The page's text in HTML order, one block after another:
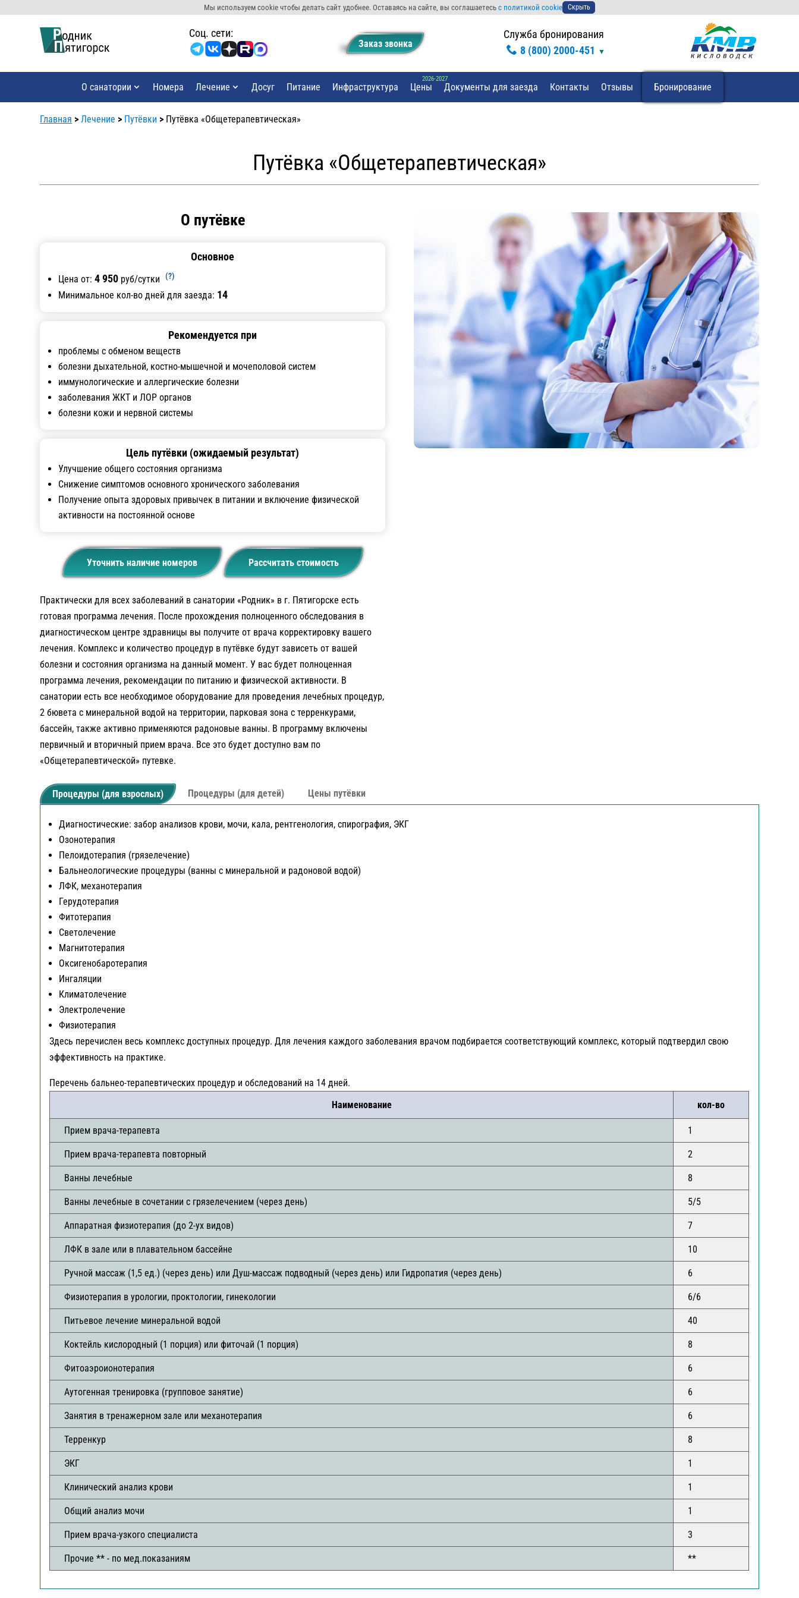
Мы используем cookie чтобы делать сайт удобнее. Оставаясь на сайте, вы соглашаетесьс политикой cookie Скрыть
Cоц. сети:
Заказ звонкa
Служба бронирования
8 (800) 2000-451
О санатории Номера Лечение Досуг Питание Инфраструктура Цены Документы для заезда Контакты Отзывы Бронирование
Главная >Лечение > Путёвки > Путёвка «Общетерапевтическая»
Путёвка «Общетерапевтическая»
О путёвке
Основное
Цена от:4 950 руб/сутки (?)
Минимальное кол-во дней для заезда: 14
Рекомендуется при
проблемы с обменом веществ
болезни дыхательной, костно-мышечной и мочеполовой систем
иммунологические и аллергические болезни
заболевания ЖКТ и ЛОР органов
болезни кожи и нервной системы
Цель путёвки (ожидаемый результат)
Улучшение общего состояния организма
Снижение симптомов основного хронического заболевания
Получение опыта здоровых привычек в питании и включение физической
активности на постоянной основе
Уточнить наличие номеров Рассчитать стоимость
Практически для всех заболеваний в санатории «Родник» в г. Пятигорске есть
готовая программа лечения. После прохождения полноценного обследования в
диагностическом центре здравницы вы получите от врача корректировку вашего
лечения. Комплекс и количество процедур в путёвке будут зависеть от вашей
болезни и состояния организма на данный момент. У вас будет полноценная
программа лечения, рекомендации по питанию и физической активности. В
санатории есть все необходимое оборудование для проведения лечебных процедур,
2 бювета с минеральной водой на территории, парковая зона с терренкурами,
бассейн, также активно применяются радоновые ванны. В программу включены
первичный и вторичный прием врача. Все это будет доступно вам по
«Общетерапевтической» путевке.
Процедуры (для взрослых) Процедуры (для детей) Цены путёвки
Диагностические: забор анализов крови, мочи, кала, рентгенология, спирография, ЭКГ
Озонотерапия
Пелоидотерапия (грязелечение)
Бальнеологические процедуры (ванны с минеральной и радоновой водой)
ЛФК, механотерапия
Герудотерапия
Фитотерапия
Светолечение
Магнитотерапия
Оксигенобаротерапия
Ингаляции
Климатолечение
Электролечение
Физиотерапия
Здесь перечислен весь комплекс доступных процедур. Для лечения каждого заболевания врачом подбирается соответствующий комплекс, который подтвердил свою
эффективность на практике.
Перечень бальнео-терапевтических процедур и обследований на 14 дней.
Наименование
кол-во
Прием врача-терапевта 1
Прием врача-терапевта повторный 2
Ванны лечебные 8
Ванны лечебные в сочетании с грязелечением (через день) 5/5
Аппаратная физиотерапия (до 2-ух видов) 7
ЛФК в зале или в плавательном бассейне 10
Ручной массаж (1,5 ед.) (через день) или Душ-массаж подводный (через день) или Гидропатия (через день) 6
Физиотерапия в урологии, проктологии, гинекологии 6/6
Питьевое лечение минеральной водой 40
Коктейль кислородный (1 порция) или фиточай (1 порция) 8
Фитоаэроионотерапия 6
Аутогенная тренировка (групповое занятие) 6
Занятия в тренажерном зале или механотерапия 6
Терренкур 8
ЭКГ 1
Клинический анализ крови 1
Общий анализ мочи 1
Прием врача-узкого специалиста 3
Прочие ** - по мед.показаниям **